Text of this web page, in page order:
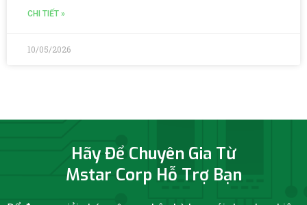
CHI TIẾT »
10/05/2026
Hãy Để Chuyên Gia Từ
Mstar Corp Hỗ Trợ Bạn